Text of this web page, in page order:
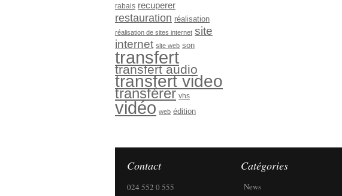
rabais recuperer
restauration réalisation
réalisation de sites internet site
internet site web son
transfert
transfert audio
transfert video
transférer vhs
vidéo web édition
Contact
024 552 0 555
Catégories
News